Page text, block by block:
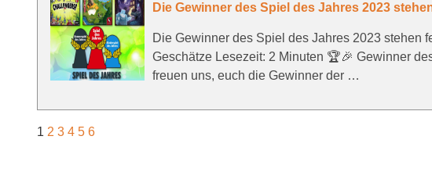
Die Gewinner des Spiel des Jahres 2023
Die Gewinner des Spiel des Jahres 2023 stehen
Geschätze Lesezeit: 2 Minuten 🏆🎉 Gewinner
freuen uns, euch die Gewinner der …
1 2 3 4 5 6